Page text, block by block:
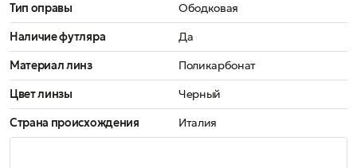
Тип оправы
Ободковая
Наличие футляра
Да
Материал линз
Поликарбонат
Цвет линзы
Черный
Страна происхождения
Италия